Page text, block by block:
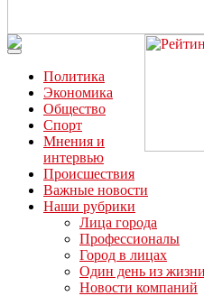
Читайте последние новости
“ЗаНовомосковск”
Политика
Экономика
Общество
Спорт
Мнения и
интервью
Происшествия
Важные новости
Наши рубрики
Лица города
Профессионалы
Город в лицах
Один день из жизни
Новости компаний